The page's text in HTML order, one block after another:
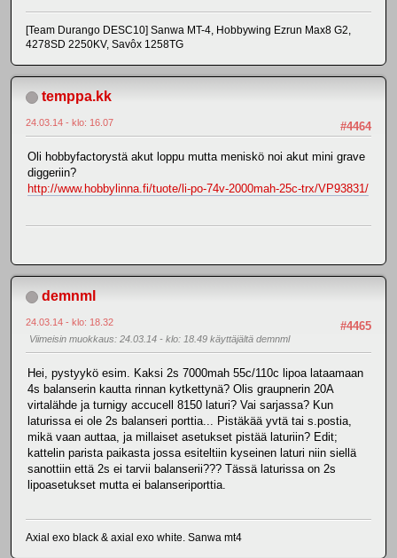
[Team Durango DESC10] Sanwa MT-4, Hobbywing Ezrun Max8 G2,
4278SD 2250KV, Savôx 1258TG
temppa.kk
#4464
24.03.14 - klo: 16.07
Oli hobbyfactorystä akut loppu mutta meniskö noi akut mini grave
diggeriin?
http://www.hobbylinna.fi/tuote/li-po-74v-2000mah-25c-trx/VP93831/
demnml
#4465
24.03.14 - klo: 18.32
Viimeisin muokkaus: 24.03.14 - klo: 18.49 käyttäjältä demnml
Hei, pystyykö esim. Kaksi 2s 7000mah 55c/110c lipoa lataamaan
4s balanserin kautta rinnan kytkettynä? Olis graupnerin 20A
virtalähde ja turnigy accucell 8150 laturi? Vai sarjassa? Kun
laturissa ei ole 2s balanseri porttia... Pistäkää yvtä tai s.postia,
mikä vaan auttaa, ja millaiset asetukset pistää laturiin? Edit;
kattelin parista paikasta jossa esiteltiin kyseinen laturi niin siellä
sanottiin että 2s ei tarvii balanserii??? Tässä laturissa on 2s
lipoasetukset mutta ei balanseriporttia.
Axial exo black & axial exo white. Sanwa mt4